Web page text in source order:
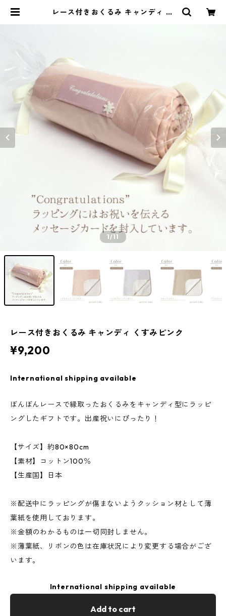
レース付きおくるみ キャンディ く
1/11
レース付きおくるみ キャンディ くすみピンク
¥9,200
International shipping available
ぼんぼんレースで縁取ったおくるみをキャンディ型にラッピ
ングしたギフトです。出産祝いにぴったり！
【サイズ】約80×80cm
【素材】コットン100％
【生産国】日本
※配送中にラッピングが傷まないようクッション材として薄
葉紙を使用しております。
※金額のわかるものは一切同封しません。
※薄葉紙、リボンの色は在庫状況により変更する場合がござ
います。
International shipping available
Add to cart